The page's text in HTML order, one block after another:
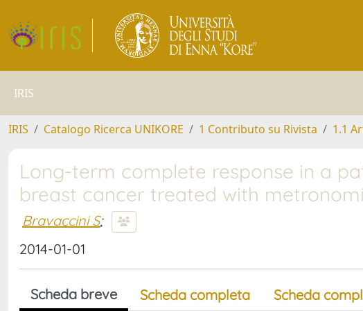
IRIS
IRIS Catalogo Ricerca UNIKORE 1 Contributo su Rivista 1.1
Long-term complete response in a
breast cancer treated with
Bravaccini S;
2014-01-01
Scheda breve Scheda completa Scheda